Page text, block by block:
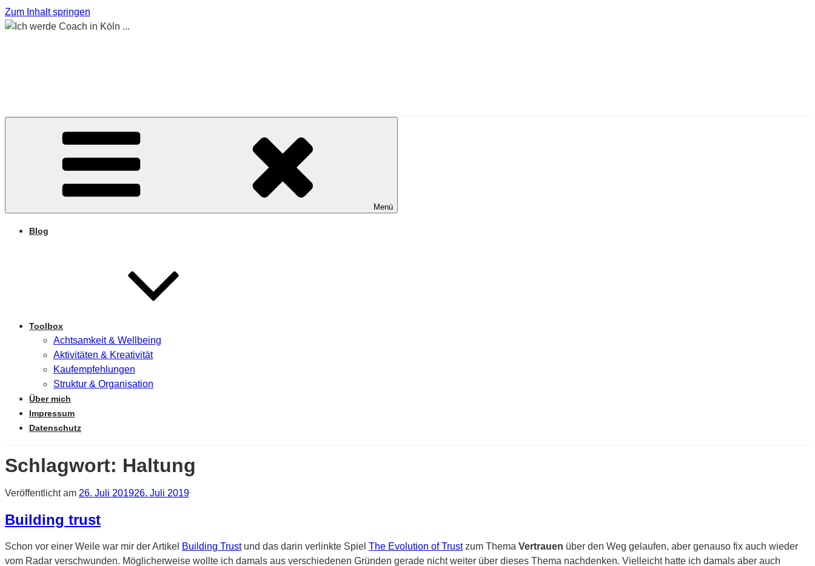
Zum Inhalt springen
Menü
Blog
Toolbox
Achtsamkeit & Wellbeing
Aktivitäten & Kreativität
Kaufempfehlungen
Struktur & Organisation
Über mich
Impressum
Datenschutz
Schlagwort: Haltung
Veröffentlicht am 26. Juli 201926. Juli 2019
Building trust
Schon vor einer Weile war mir der Artikel Building Trustund das darin verlinkte Spiel The Evolution of Trustzum Thema Vertrauen über den Weg gelaufen, aber genauso fix auch wieder
vom Radar verschwunden. Möglicherweise wollte ich damals aus verschiedenen Gründen gerade nicht weiter über dieses Thema nachdenken. Vielleicht hatte ich damals aber auch